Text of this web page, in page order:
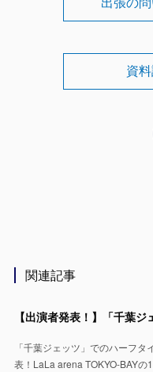
出張の
資
関連記事
「千葉ジェッツ」でのハーフタ
表！LaLa arena TOKYO-BAY